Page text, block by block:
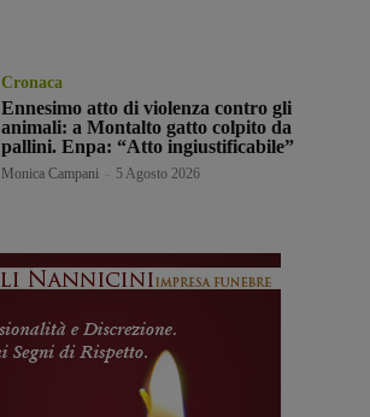
Cronaca
Ennesimo atto di violenza contro gli
animali: a Montalto gatto colpito da
pallini. Enpa: “Atto ingiustificabile”
Monica Campani 5 Agosto 2026